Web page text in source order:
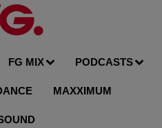
FG MIX PODCASTS
MAXXIMUM